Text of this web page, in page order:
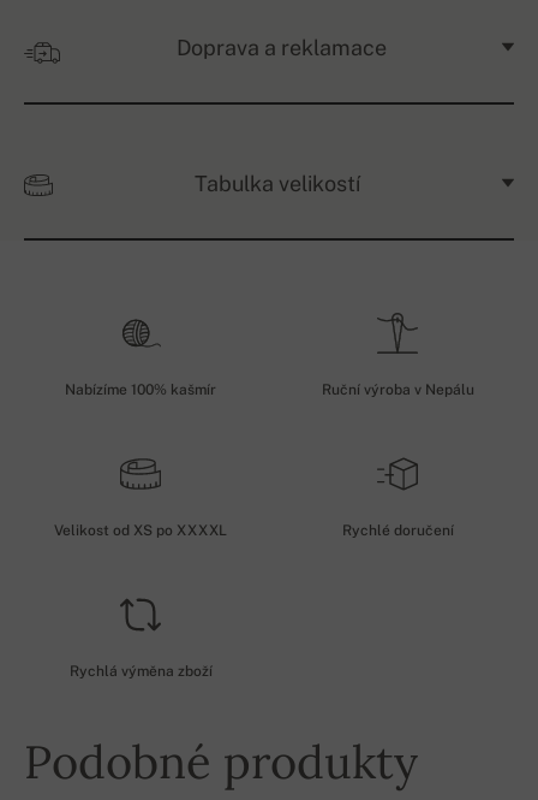
Doprava a reklamace
Tabulka velikostí
Nabízíme 100% kašmír Ruční výroba v Nepálu
Velikost od XS po XXXXL Rychlé doručení
Rychlá výměna zboží
Podobné produkty